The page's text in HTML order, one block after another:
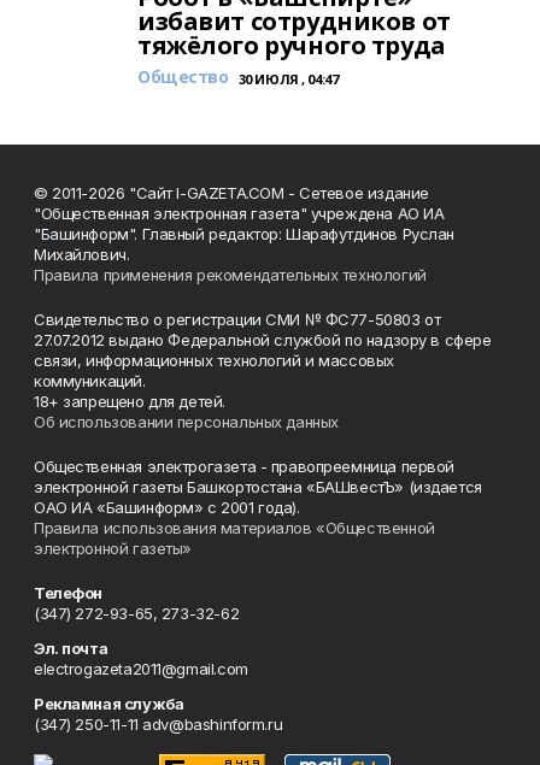
избавит сотрудников от
тяжёлого ручного труда
Общество 30 ИЮЛЯ , 04:47
© 2011-2026 "Сайт I-GAZETA.COM - Сетевое издание
"Общественная электронная газета" учреждена АО ИА
"Башинформ". Главный редактор: Шарафутдинов Руслан
Михайлович.
Правила применения рекомендательных технологий
Свидетельство о регистрации СМИ № ФС77-50803 от
27.07.2012 выдано Федеральной службой по надзору в сфере
связи, информационных технологий и массовых
коммуникаций.
18+ запрещено для детей.
Об использовании персональных данных
Общественная электрогазета - правопреемница первой
электронной газеты Башкортостана «БАШвестЪ» (издается
ОАО ИА «Башинформ» с 2001 года).
Правила использования материалов «Общественной
электронной газеты»
Телефон
(347) 272-93-65, 273-32-62
Эл. почта
electrogazeta2011@gmail.com
Рекламная служба
(347) 250-11-11 adv@bashinform.ru